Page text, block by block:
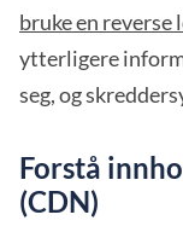
bruke en reverse
ytterligere
seg, og
Forstå
(CDN)